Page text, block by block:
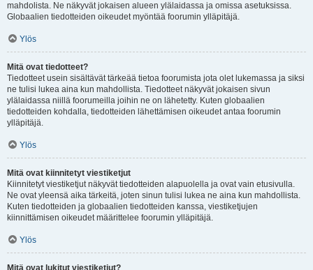
mahdolista. Ne näkyvät jokaisen alueen ylälaidassa ja omissa asetuksissa.
Globaalien tiedotteiden oikeudet myöntää foorumin ylläpitäjä.
Ylös
Mitä ovat tiedotteet?
Tiedotteet usein sisältävät tärkeää tietoa foorumista jota olet lukemassa ja siksi
ne tulisi lukea aina kun mahdollista. Tiedotteet näkyvät jokaisen sivun
ylälaidassa niillä foorumeilla joihin ne on lähetetty. Kuten globaalien
tiedotteiden kohdalla, tiedotteiden lähettämisen oikeudet antaa foorumin
ylläpitäjä.
Ylös
Mitä ovat kiinnitetyt viestiketjut
Kiinnitetyt viestiketjut näkyvät tiedotteiden alapuolella ja ovat vain etusivulla.
Ne ovat yleensä aika tärkeitä, joten sinun tulisi lukea ne aina kun mahdollista.
Kuten tiedotteiden ja globaalien tiedotteiden kanssa, viestiketjujen
kiinnittämisen oikeudet määrittelee foorumin ylläpitäjä.
Ylös
Mitä ovat lukitut viestiketjut?